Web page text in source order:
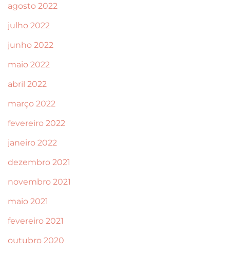
agosto 2022
julho 2022
junho 2022
maio 2022
abril 2022
março 2022
fevereiro 2022
janeiro 2022
dezembro 2021
novembro 2021
maio 2021
fevereiro 2021
outubro 2020